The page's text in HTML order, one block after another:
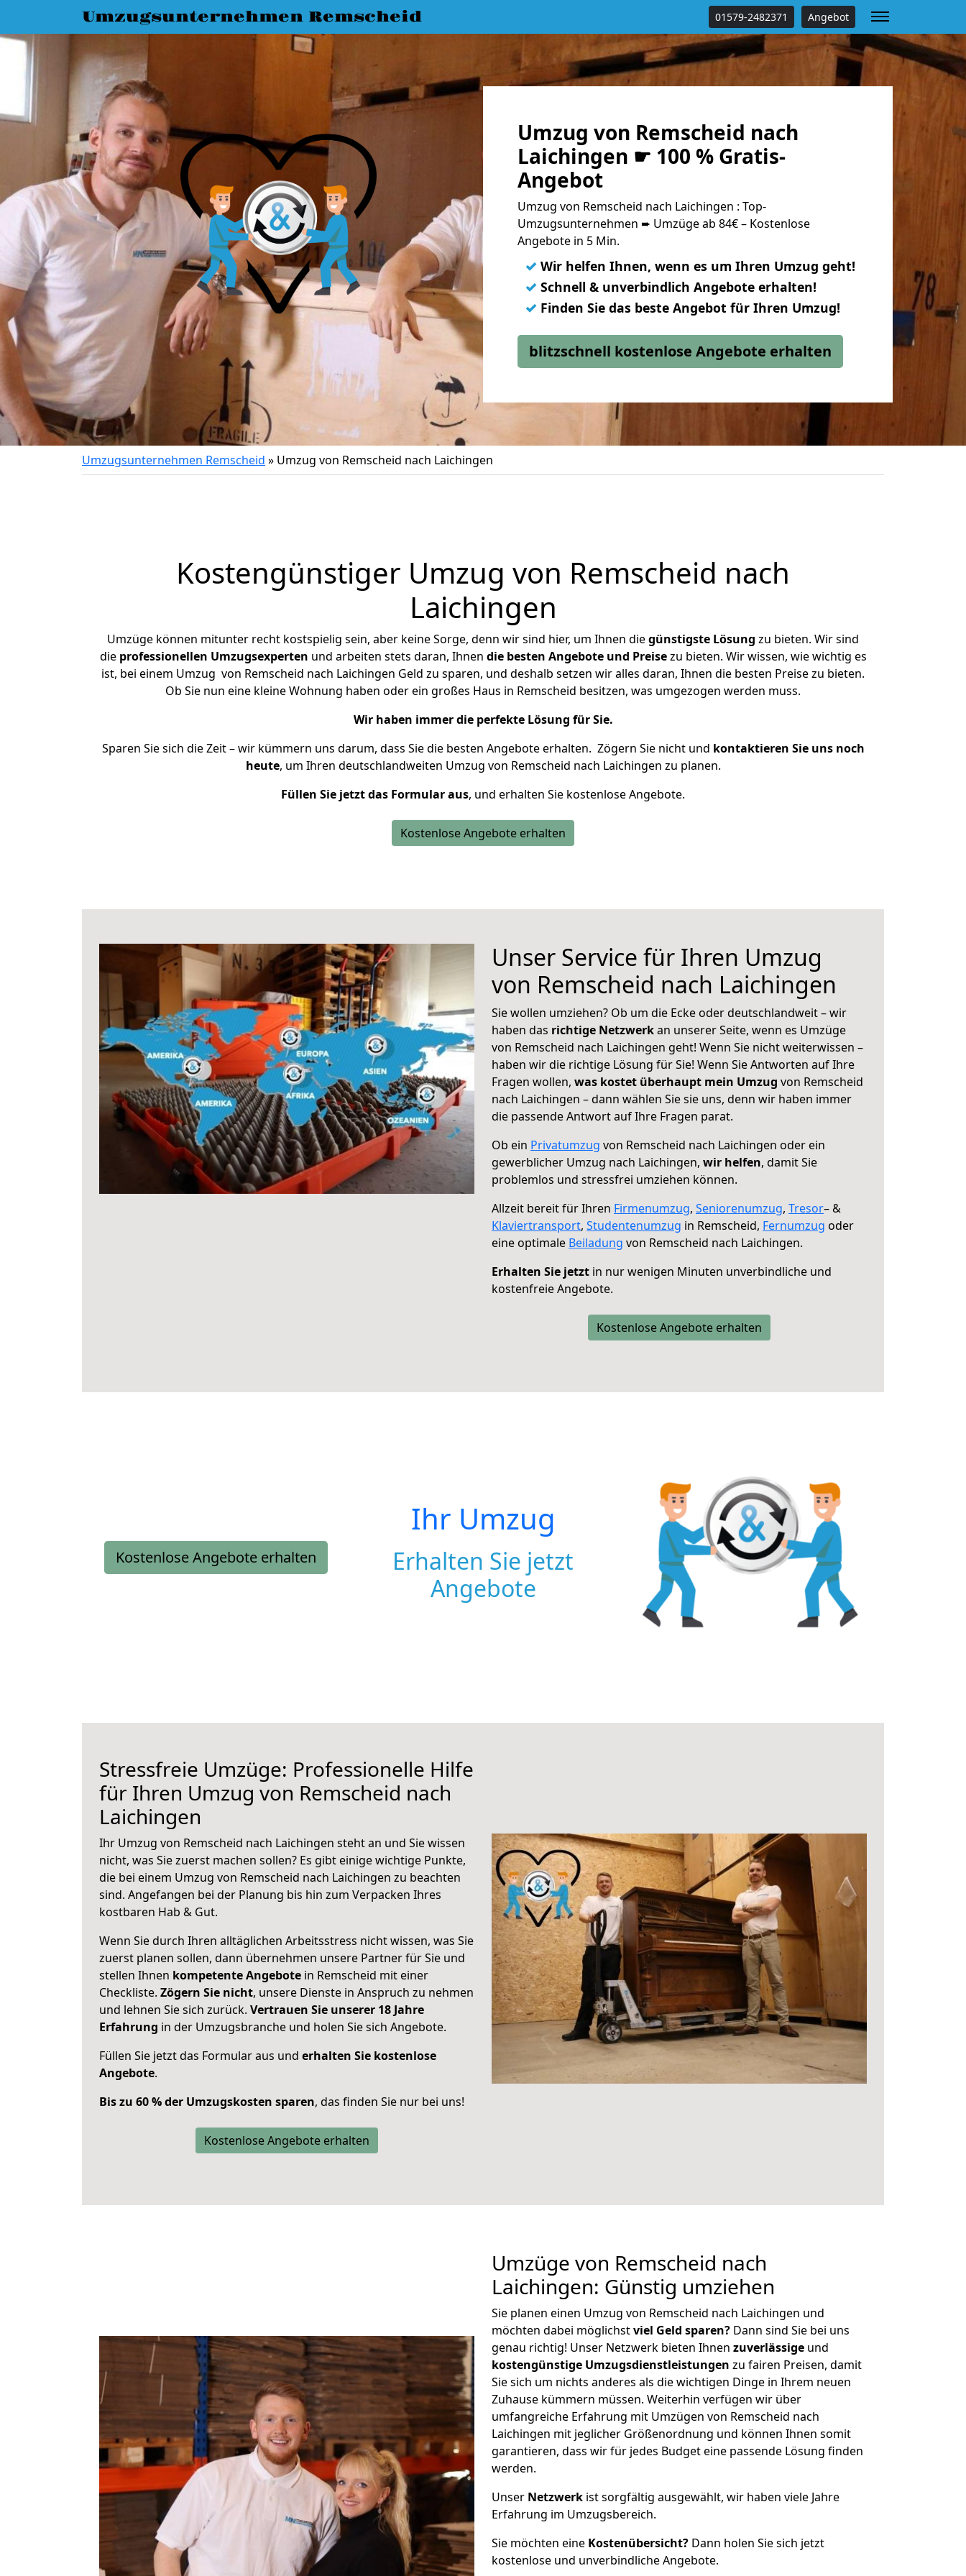
Umzugsunternehmen Remscheid 01579-2482371 Angebot
Umzug von Remscheid nach
Laichingen ☛ 100 % Gratis-
Angebot
Umzug von Remscheid nach Laichingen : Top-
Umzugsunternehmen ➨ Umzüge ab 84€ – Kostenlose
Angebote in 5 Min.
✓ Wir helfen Ihnen, wenn es um Ihren Umzug geht!
✓ Schnell & unverbindlich Angebote erhalten!
✓ Finden Sie das beste Angebot für Ihren Umzug!
blitzschnell kostenlose Angebote erhalten
Umzugsunternehmen Remscheid » Umzug von Remscheid nach Laichingen
Kostengünstiger Umzug von Remscheid nach
Laichingen
Umzüge können mitunter recht kostspielig sein, aber keine Sorge, denn wir sind hier, um Ihnen diegünstigste Lösung zu bieten. Wir sind
die professionellen Umzugsexperten und arbeiten stets daran, Ihnen die besten Angebote und Preisezu bieten. Wir wissen, wie wichtig es
ist, bei einem Umzug von Remscheid nach Laichingen Geld zu sparen, und deshalb setzen wir alles daran, Ihnen die besten Preise zu bieten.
Ob Sie nun eine kleine Wohnung haben oder ein großes Haus in Remscheid besitzen, was umgezogen werden muss.
Wir haben immer die perfekte Lösung für Sie.
Sparen Sie sich die Zeit – wir kümmern uns darum, dass Sie die besten Angebote erhalten. Zögern Sie nicht und kontaktieren Sie uns noch
heute, um Ihren deutschlandweiten Umzug von Remscheid nach Laichingen zu planen.
Füllen Sie jetzt das Formular aus, und erhalten Sie kostenlose Angebote.
Kostenlose Angebote erhalten
Unser Service für Ihren Umzug
von Remscheid nach Laichingen
Sie wollen umziehen? Ob um die Ecke oder deutschlandweit – wir
haben das richtige Netzwerkan unserer Seite, wenn es Umzüge
von Remscheid nach Laichingen geht! Wenn Sie nicht weiterwissen –
haben wir die richtige Lösung für Sie! Wenn Sie Antworten auf Ihre
Fragen wollen, was kostet überhaupt mein Umzug von Remscheid
nach Laichingen – dann wählen Sie sie uns, denn wir haben immer
die passende Antwort auf Ihre Fragen parat.
Ob ein Privatumzug von Remscheid nach Laichingen oder ein
gewerblicher Umzug nach Laichingen, wir helfen, damit Sie
problemlos und stressfrei umziehen können.
Allzeit bereit für Ihren Firmenumzug, Seniorenumzug, Tresor– &
Klaviertransport, Studentenumzug in Remscheid, Fernumzug oder
eine optimale Beiladung von Remscheid nach Laichingen.
Erhalten Sie jetzt in nur wenigen Minuten unverbindliche und
kostenfreie Angebote.
Kostenlose Angebote erhalten
Kostenlose Angebote erhalten
Ihr Umzug
Erhalten Sie jetzt
Angebote
Stressfreie Umzüge: Professionelle Hilfe
für Ihren Umzug von Remscheid nach
Laichingen
Ihr Umzug von Remscheid nach Laichingen steht an und Sie wissen
nicht, was Sie zuerst machen sollen? Es gibt einige wichtige Punkte,
die bei einem Umzug von Remscheid nach Laichingen zu beachten
sind. Angefangen bei der Planung bis hin zum Verpacken Ihres
kostbaren Hab & Gut.
Wenn Sie durch Ihren alltäglichen Arbeitsstress nicht wissen, was Sie
zuerst planen sollen, dann übernehmen unsere Partner für Sie und
stellen Ihnen kompetente Angebote in Remscheid mit einer
Checkliste. Zögern Sie nicht, unsere Dienste in Anspruch zu nehmen
und lehnen Sie sich zurück. Vertrauen Sie unserer 18 Jahre
Erfahrung in der Umzugsbranche und holen Sie sich Angebote.
Füllen Sie jetzt das Formular aus und erhalten Sie kostenlose
Angebote.
Bis zu 60 % der Umzugskosten sparen, das finden Sie nur bei uns!
Kostenlose Angebote erhalten
Umzüge von Remscheid nach
Laichingen: Günstig umziehen
Sie planen einen Umzug von Remscheid nach Laichingen und
möchten dabei möglichstviel Geld sparen? Dann sind Sie bei uns
genau richtig! Unser Netzwerk bieten Ihnen zuverlässige und
kostengünstige Umzugsdienstleistungen zu fairen Preisen, damit
Sie sich um nichts anderes als die wichtigen Dinge in Ihrem neuen
Zuhause kümmern müssen. Weiterhin verfügen wir über
umfangreiche Erfahrung mit Umzügen von Remscheid nach
Laichingen mit jeglicher Größenordnung und können Ihnen somit
garantieren, dass wir für jedes Budget eine passende Lösung finden
werden.
Unser Netzwerk ist sorgfältig ausgewählt, wir haben viele Jahre
Erfahrung im Umzugsbereich.
Sie möchten eine Kostenübersicht? Dann holen Sie sich jetzt
kostenlose und unverbindliche Angebote.